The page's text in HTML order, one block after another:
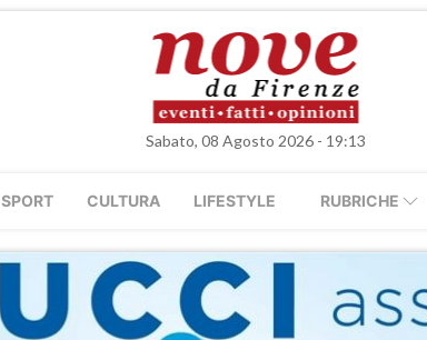
Sabato, 08 Agosto 2026 - 19:13
SPORT CULTURA LIFESTYLE RUBRICHE